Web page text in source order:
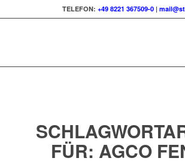
TELEFON: +49 8221 367509-0|
FÜR: AGCO